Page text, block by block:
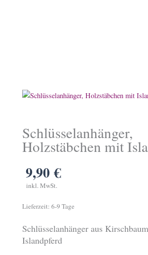
Schlüsselanhänger,
Holzstäbchen mit
9,90€
inkl. MwSt.
Lieferzeit: 6-9 Tage
Schlüsselanhänger aus
Islandpferd